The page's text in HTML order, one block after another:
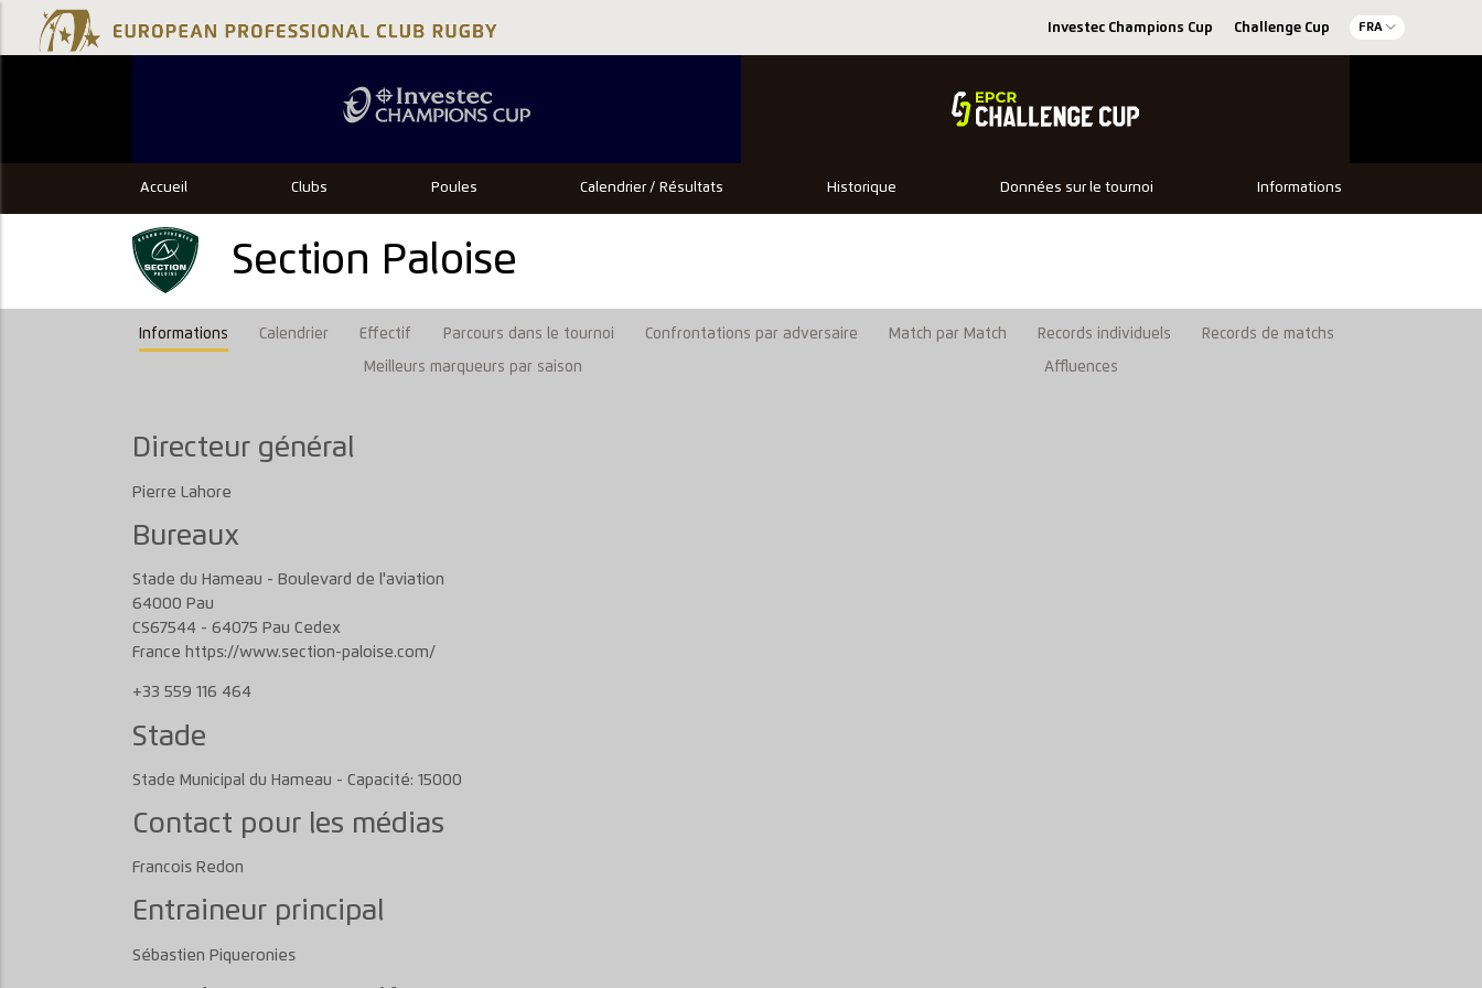
Investec Champions Cup Challenge Cup FRA
Accueil Clubs Poules Calendrier / Résultats Historique Données sur le tournoi Informations
Section Paloise
Informations Calendrier Effectif Parcours dans le tournoi Confrontations par adversaire Match par Match Records individuels Records de matchs
Meilleurs marqueurs par saison Affluences
Directeur général
Pierre Lahore
Bureaux
Stade du Hameau - Boulevard de l'aviation
64000 Pau
CS67544 - 64075 Pau Cedex
France https://www.section-paloise.com/
+33 559 116 464
Stade
Stade Municipal du Hameau - Capacité: 15000
Contact pour les médias
Francois Redon
Entraineur principal
Sébastien Piqueronies